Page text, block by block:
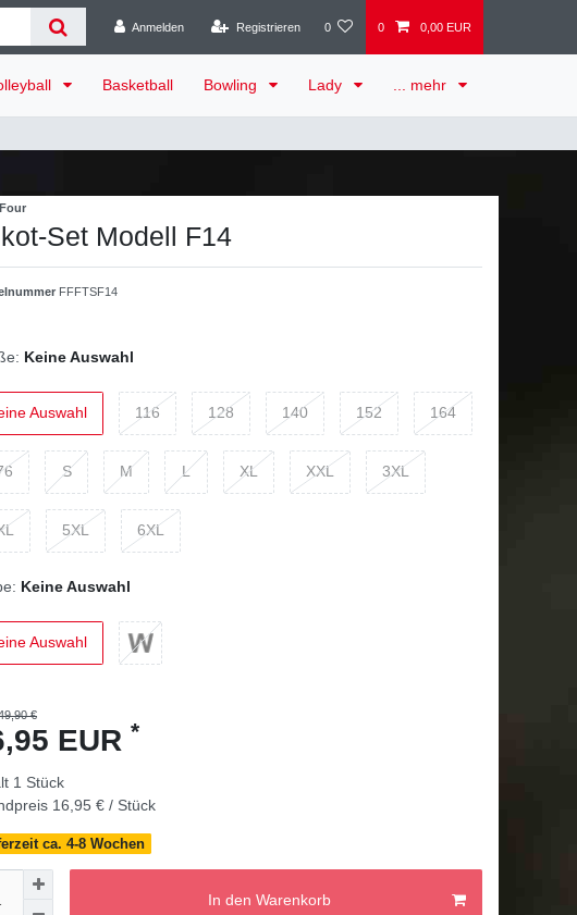
Anmelden
Registrieren 0 0 0,00 EUR
Basketball Bowling Lady ... mehr
Set Modell F14
FFFTSF14
Keine Auswahl
Auswahl 116 128 140 152 164
S M L XL XXL 3XL
5XL 6XL
Keine Auswahl
Auswahl
€
EUR *
1 Stück
16,95 € / Stück
ca. 4-8 Wochen
In den Warenkorb